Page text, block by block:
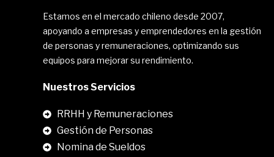
Estamos en el mercado chileno desde 2007,
apoyando a empresas y emprendedores en la gestión
de personas y remuneraciones, optimizando sus
equipos para mejorar su rendimiento.
Nuestros Servicios
RRHH y Remuneraciones
Gestión de Personas
Nomina de Sueldos